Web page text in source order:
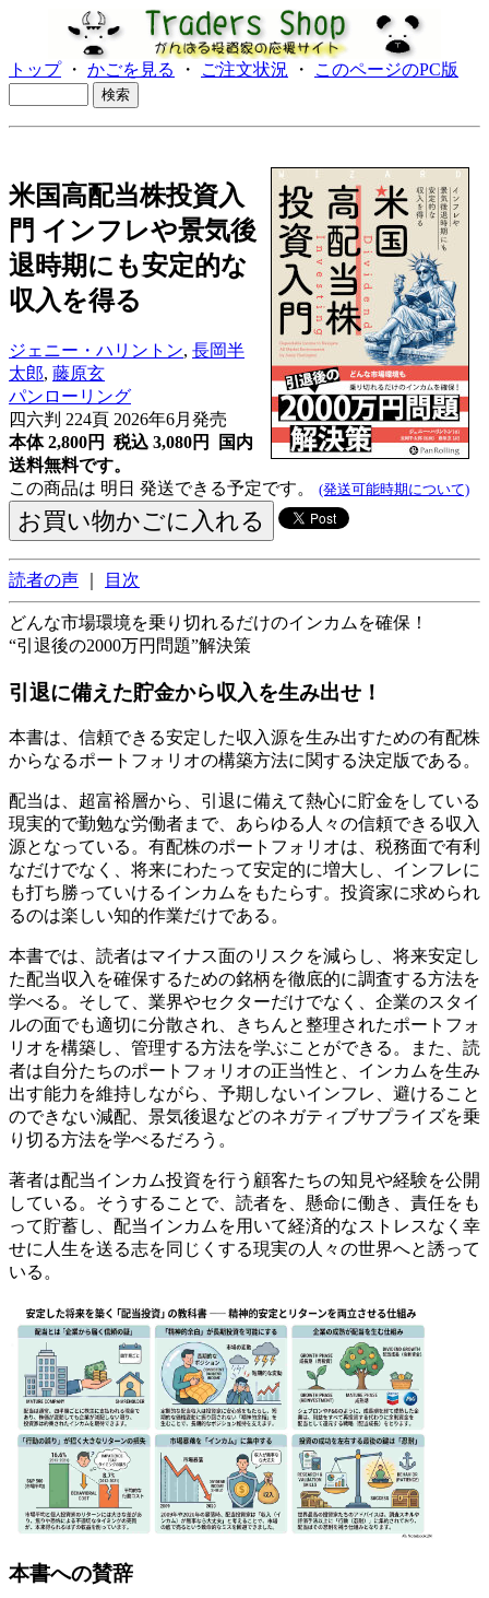
トップ・ かごを見る ・ ご注文状況 ・ このページのPC版
米国高配当株投資入
門 インフレや景気後
退時期にも安定的な
収入を得る
ジェニー・ハリントン, 長岡半
太郎, 藤原玄
パンローリング
四六判 224頁 2026年6月発売
本体 2,800円 税込 3,080円
国内
送料無料です。
この商品は 明日 発送できる予定です。 (発送可能時期について)
読者の声 目次
どんな市場環境を乗り切れるだけのインカムを確保！
“引退後の2000万円問題”解決策
引退に備えた貯金から収入を生み出せ！
本書は、信頼できる安定した収入源を生み出すための有配株
からなるポートフォリオの構築方法に関する決定版である。
配当は、超富裕層から、引退に備えて熱心に貯金をしている
現実的で勤勉な労働者まで、あらゆる人々の信頼できる収入
源となっている。有配株のポートフォリオは、税務面で有利
なだけでなく、将来にわたって安定的に増大し、インフレに
も打ち勝っていけるインカムをもたらす。投資家に求められ
るのは楽しい知的作業だけである。
本書では、読者はマイナス面のリスクを減らし、将来安定し
た配当収入を確保するための銘柄を徹底的に調査する方法を
学べる。そして、業界やセクターだけでなく、企業のスタイ
ルの面でも適切に分散され、きちんと整理されたポートフォ
リオを構築し、管理する方法を学ぶことができる。また、読
者は自分たちのポートフォリオの正当性と、インカムを生み
出す能力を維持しながら、予期しないインフレ、避けること
のできない減配、景気後退などのネガティブサプライズを乗
り切る方法を学べるだろう。
著者は配当インカム投資を行う顧客たちの知見や経験を公開
している。そうすることで、読者を、懸命に働き、責任をも
って貯蓄し、配当インカムを用いて経済的なストレスなく幸
せに人生を送る志を同じくする現実の人々の世界へと誘って
いる。
本書への賛辞